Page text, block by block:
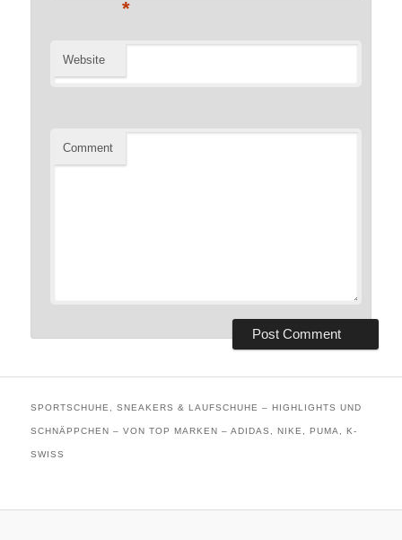
*
Website
Comment
SPORTSCHUHE, SNEAKERS & LAUFSCHUHE – HIGHLIGHTS UND
SCHNÄPPCHEN – VON TOP MARKEN – ADIDAS, NIKE, PUMA, K-
SWISS